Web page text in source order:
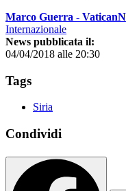
Marco Guerra -
Internazionale
News pubblicata il:
04/04/2018 alle 20:30
Tags
Siria
Condividi